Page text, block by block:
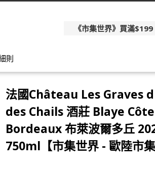
《市集世界》買滿
則
法國Château Les Graves
des Chails 酒莊 Blaye
Bordeaux 布萊波爾多丘
750ml【市集世界 - 歐陸市